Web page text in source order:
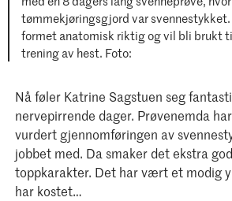
tømmekjøringsgjord var
formet anatomisk riktig og vil bli brukt
trening av hest. Foto:
Nå føler Katrine Sagstuen seg
nervepirrende dager. Prøvenemda
vurdert gjennomføringen av
jobbet med. Da smaker det ekstra
toppkarakter. Det har vært et modig
har kostet…